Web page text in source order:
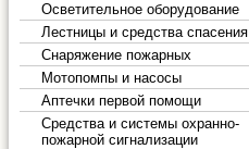
Осветительное оборудование
Лестницы и средства спасения
Снаряжение пожарных
Мотопомпы и насосы
Аптечки первой помощи
Средства и системы охранно-
пожарной сигнализации